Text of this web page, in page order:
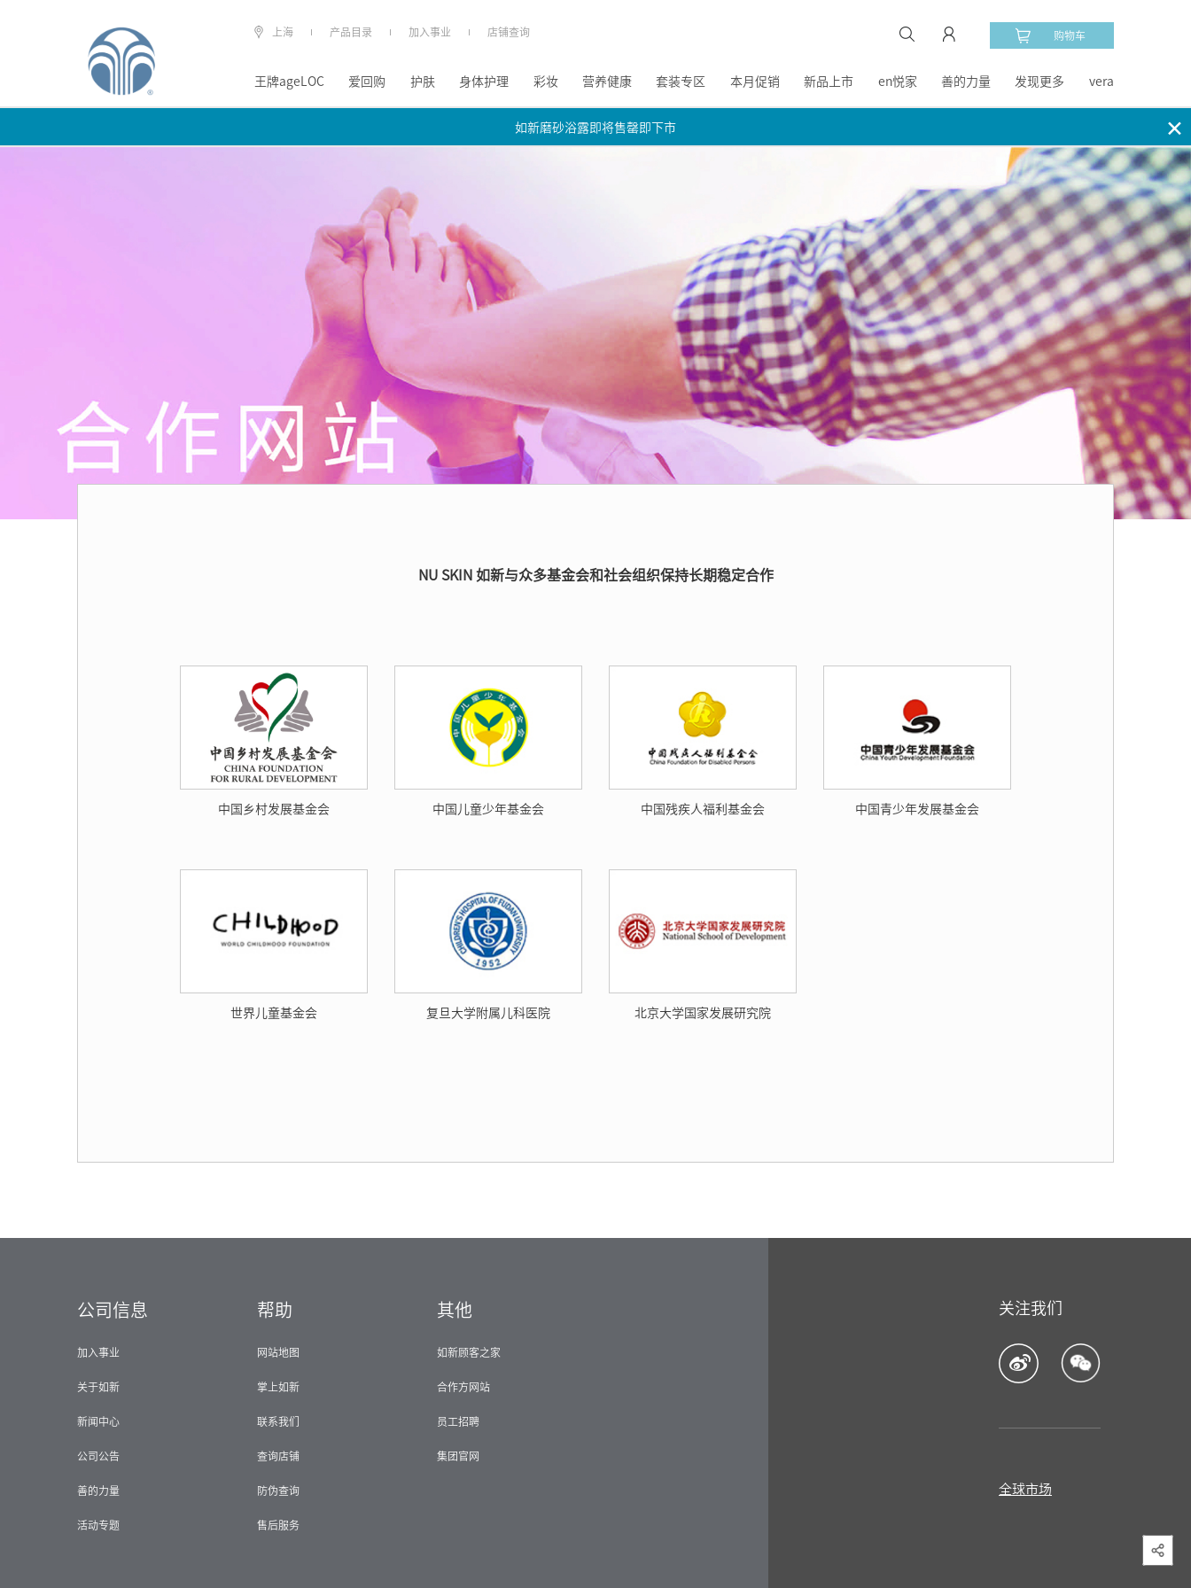
上海 产品目录 加入事业 店铺查询 购物车
王牌ageLOC 爱回购 护肤 身体护理 彩妆 营养健康 套装专区 本月促销 新品上市 en悦家 善的力量 发现更多 vera
✕
如新磨砂浴露即将售罄即下市
NU SKIN 如新与众多基金会和社会组织保持长期稳定合作
中国乡村发展基金会 中国儿童少年基金会 中国残疾人福利基金会 中国青少年发展基金会
世界儿童基金会 复旦大学附属儿科医院 北京大学国家发展研究院
公司信息
加入事业
关于如新
新闻中心
公司公告
善的力量
活动专题
帮助
网站地图
掌上如新
联系我们
查询店铺
防伪查询
售后服务
其他
如新顾客之家
合作方网站
员工招聘
集团官网
关注我们
全球市场